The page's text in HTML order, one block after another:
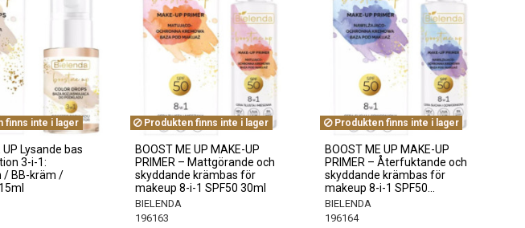
finns inte i lager
UP Lysande bas
3-i-1:
/ BB-kräm /
Produkten finns inte i lager
BOOST ME UP MAKE-UP
PRIMER – Mattgörande och
skyddande krämbas för
makeup 8-i-1 SPF50 30ml
BIELENDA
196163
Produkten finns inte i lager
BOOST ME UP MAKE-UP
PRIMER – Återfuktande och
skyddande krämbas för
makeup 8-i-1 SPF50...
BIELENDA
196164